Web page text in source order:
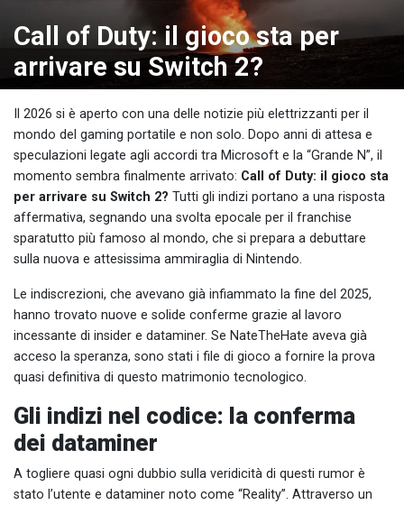
Call of Duty: il gioco sta per
arrivare su Switch 2?
Il 2026 si è aperto con una delle notizie più elettrizzanti per il
mondo del gaming portatile e non solo. Dopo anni di attesa e
speculazioni legate agli accordi tra Microsoft e la “Grande N”, il
momento sembra finalmente arrivato: Call of Duty: il gioco sta
per arrivare su Switch 2? Tutti gli indizi portano a una risposta
affermativa, segnando una svolta epocale per il franchise
sparatutto più famoso al mondo, che si prepara a debuttare
sulla nuova e attesissima ammiraglia di Nintendo.
Le indiscrezioni, che avevano già infiammato la fine del 2025,
hanno trovato nuove e solide conferme grazie al lavoro
incessante di insider e dataminer. Se NateTheHate aveva già
acceso la speranza, sono stati i file di gioco a fornire la prova
quasi definitiva di questo matrimonio tecnologico.
Gli indizi nel codice: la conferma
dei dataminer
A togliere quasi ogni dubbio sulla veridicità di questi rumor è
stato l’utente e dataminer noto come “Reality”. Attraverso un